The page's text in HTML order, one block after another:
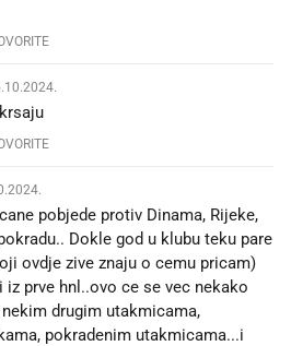
pobjede protiv Dinama, Rijeke,
Dokle god u klubu teku pare
ovdje zive znaju o cemu pricam)
iz prve hnl..ovo ce se vec nekako
drugim utakmicama,
pokradenim utakmicama...i